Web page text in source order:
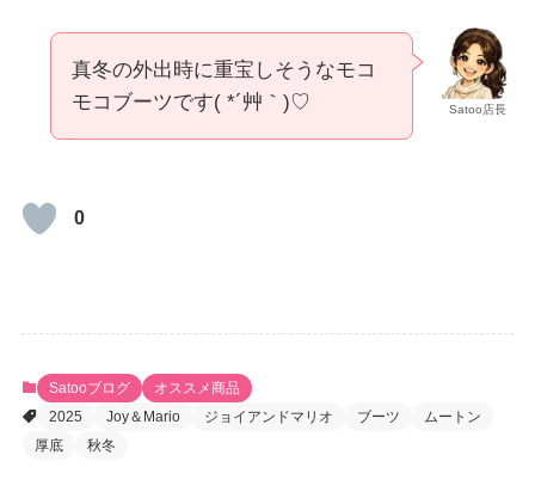
Satoo店長
真冬の外出時に重宝しそうなモコ
モコブーツです( *´艸｀)♡
0
Satooブログ
オススメ商品
2025
Joy＆Mario ジョイアンドマリオ ブーツ
ムートン
厚底
秋冬